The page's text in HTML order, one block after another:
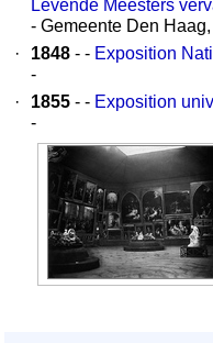
Levende Meesters
- Gemeente Den
·
1848 - - Exposition
-
·
1855 - - Exposition
-